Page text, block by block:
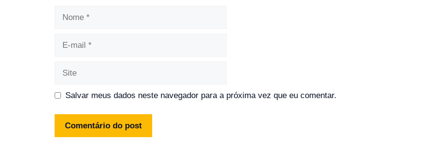
Salvar meus dados neste navegador para a próxima vez que eu comentar.